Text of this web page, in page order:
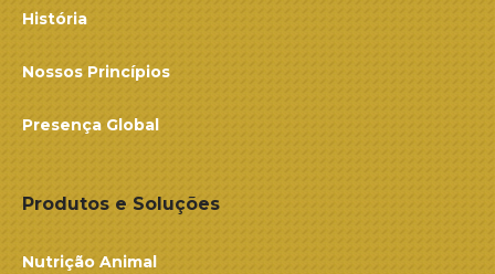
História
Nossos Princípios
Presença Global
Produtos e Soluções
Nutrição Animal